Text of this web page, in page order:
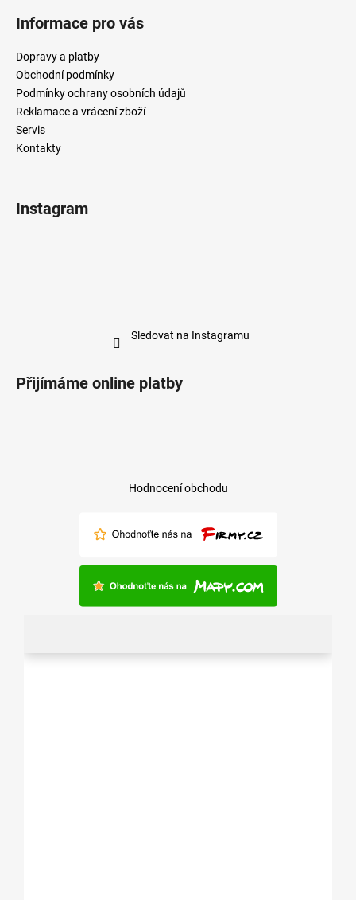
Informace pro vás
Dopravy a platby
Obchodní podmínky
Podmínky ochrany osobních údajů
Reklamace a vrácení zboží
Servis
Kontakty
Instagram
Sledovat na Instagramu
Přijímáme online platby
Hodnocení obchodu